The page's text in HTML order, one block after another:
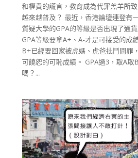
和權貴的謊言，教育成為代罪羔羊所
越來越普及？ 最近，香港論壇連登有
質疑大學的GPA的等級是否出現了通
GPA等級要拿A+、A-才是可接受的成
B+已經要回家被虎媽、虎爸批鬥問罪
可饒恕的可恥成績。 GPA過3，取A取
嗎？...